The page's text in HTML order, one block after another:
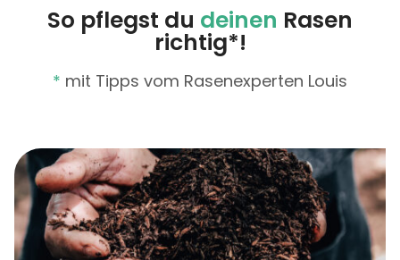
So pflegst du deinen Rasen
richtig*!
* mit Tipps vom Rasenexperten Louis